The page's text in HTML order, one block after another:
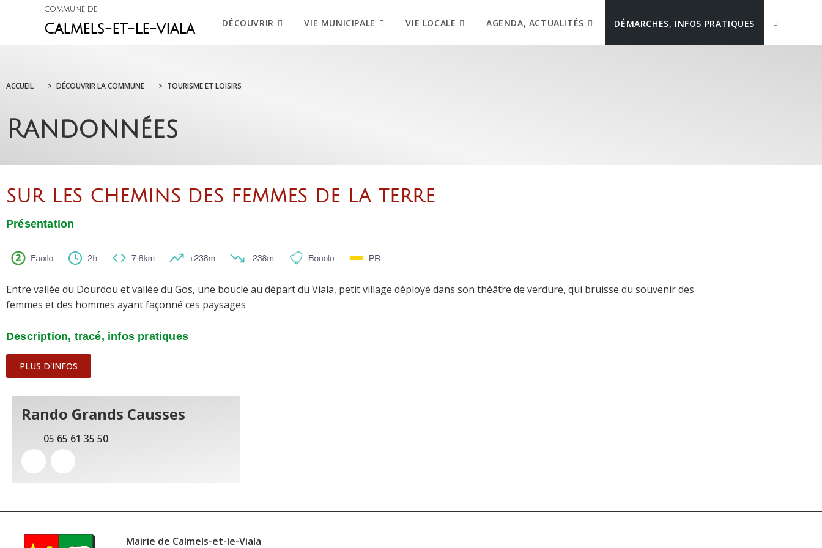
COMMUNE DE
Calmels-et-Le-Viala DÉCOUVRIR VIE MUNICIPALE VIE LOCALE AGENDA, ACTUALITÉS DÉMARCHES, INFOS PRATIQUES
ACCUEIL > DÉCOUVRIR LA COMMUNE > TOURISME ET LOISIRS
Randonnées
SUR LES CHEMINS DES FEMMES DE LA TERRE
Présentation
Entre vallée du Dourdou et vallée du Gos, une boucle au départ du Viala, petit village déployé dans son théâtre de verdure, qui bruisse du souvenir des
femmes et des hommes ayant façonné ces paysages
Description, tracé, infos pratiques
PLUS D'INFOS
Rando Grands Causses
05 65 61 35 50
Mairie de Calmels-et-le-Viala